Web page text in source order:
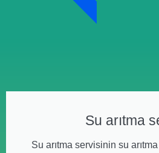
Su arıtma
Su arıtma servisinin su